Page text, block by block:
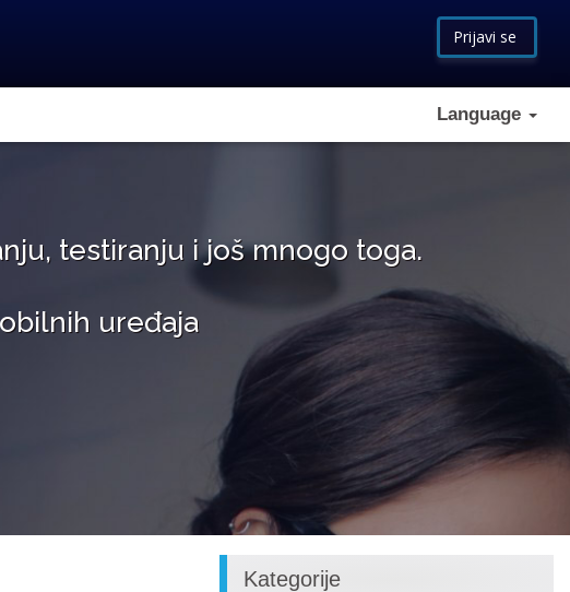
Prijavi se
Language
testiranju i još mnogo toga.
uređaja
Kategorije